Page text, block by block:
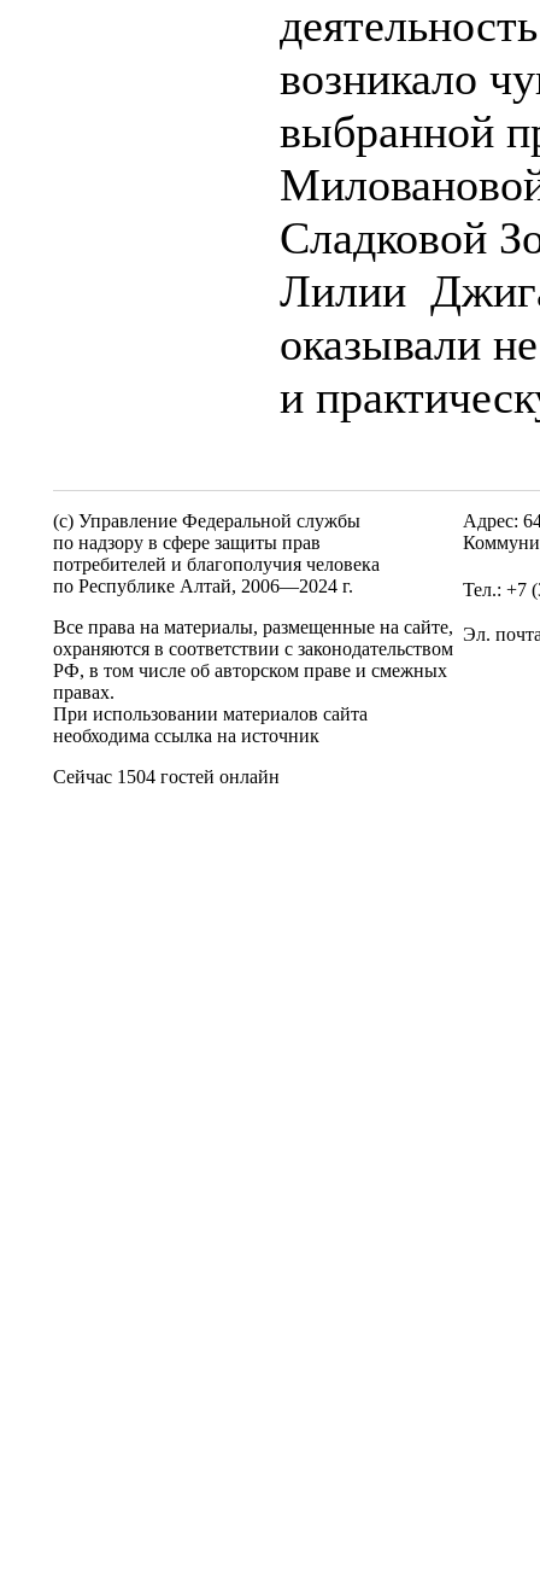
возникало
выбранной
Сладковой
Лилии
оказывали
и
(c) Управление Федеральной службы
по надзору в сфере защиты прав
потребителей и благополучия человека
по Республике Алтай, 2006—2024 г.
Все права на материалы, размещенные на сайте,
охраняются в соответствии с законодательством
РФ, в том числе об авторском праве и смежных
правах.
При использовании материалов сайта
необходима ссылка на источник
Сейчас 1504 гостей онлайн
Адрес:
Тел.: +7
Эл.